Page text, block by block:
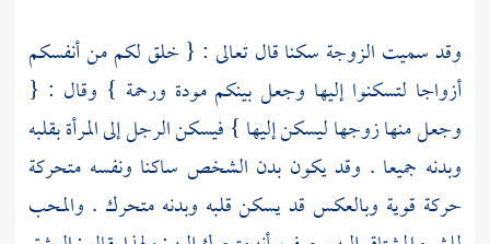
وقد سميت الزوجة سكنا قال تعالى : { خلق لكم من أنفسكم
أزواجا لتسكنوا إليها وجعل بينكم مودة ورحمة } وقال : {
وجعل منها زوجها ليسكن إليها } فيسكن الرجل إلى المرأة بقلبه
وبدنه جميعا . وقد يكون بدن الشخص ساكنا ونفسه متحركة
حركة قوية وبالعكس قد يسكن قلبه وبدنه متحرك . والمحب